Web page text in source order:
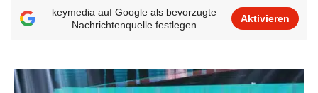
keymedia auf Google als bevorzugte
Nachrichtenquelle festlegen
Aktivieren